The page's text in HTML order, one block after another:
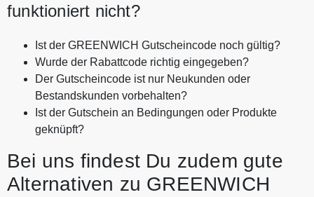
funktioniert nicht?
Ist der GREENWICH Gutscheincode noch gültig?
Wurde der Rabattcode richtig eingegeben?
Der Gutscheincode ist nur Neukunden oder
Bestandskunden vorbehalten?
Ist der Gutschein an Bedingungen oder Produkte
geknüpft?
Bei uns findest Du zudem gute
Alternativen zu GREENWICH